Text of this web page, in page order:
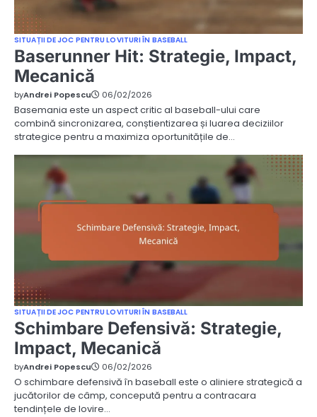
SITUAȚII DE JOC PENTRU LOVITURI ÎN BASEBALL
Baserunner Hit: Strategie, Impact,
Mecanică
byAndrei Popescu 06/02/2026
Basemania este un aspect critic al baseball-ului care
combină sincronizarea, conștientizarea și luarea deciziilor
strategice pentru a maximiza oportunitățile de…
SITUAȚII DE JOC PENTRU LOVITURI ÎN BASEBALL
Schimbare Defensivă: Strategie,
Impact, Mecanică
byAndrei Popescu 06/02/2026
O schimbare defensivă în baseball este o aliniere strategică a
jucătorilor de câmp, concepută pentru a contracara
tendințele de lovire…